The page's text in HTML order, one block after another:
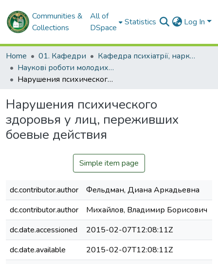
Communities &
Collections
All of
DSpace
Statistics Log In
Home 01. Кафедри
Кафедра психіатрії, наркології, медичної психології та соціальної роботи
Наукові роботи молодих дослідників та кваліфікаційні роботи. Кафедра психіатрії, наркології, медичної психології та соціальної роботи
Нарушения психического здоровья у лиц, переживших боевые действия
Нарушения психического
здоровья у лиц, переживших
боевые действия
Simple item page
dc.contributor.author
Фельдман, Диана Аркадьевна
dc.contributor.author
Михайлов, Владимир Борисович
dc.date.accessioned
2015-02-07T12:08:11Z
dc.date.available
2015-02-07T12:08:11Z